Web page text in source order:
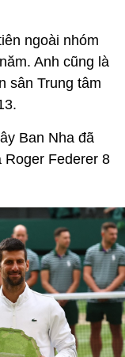
ngoài nhóm
Anh cũng là
sân Trung tâm
Ban Nha đã
Roger Federer 8